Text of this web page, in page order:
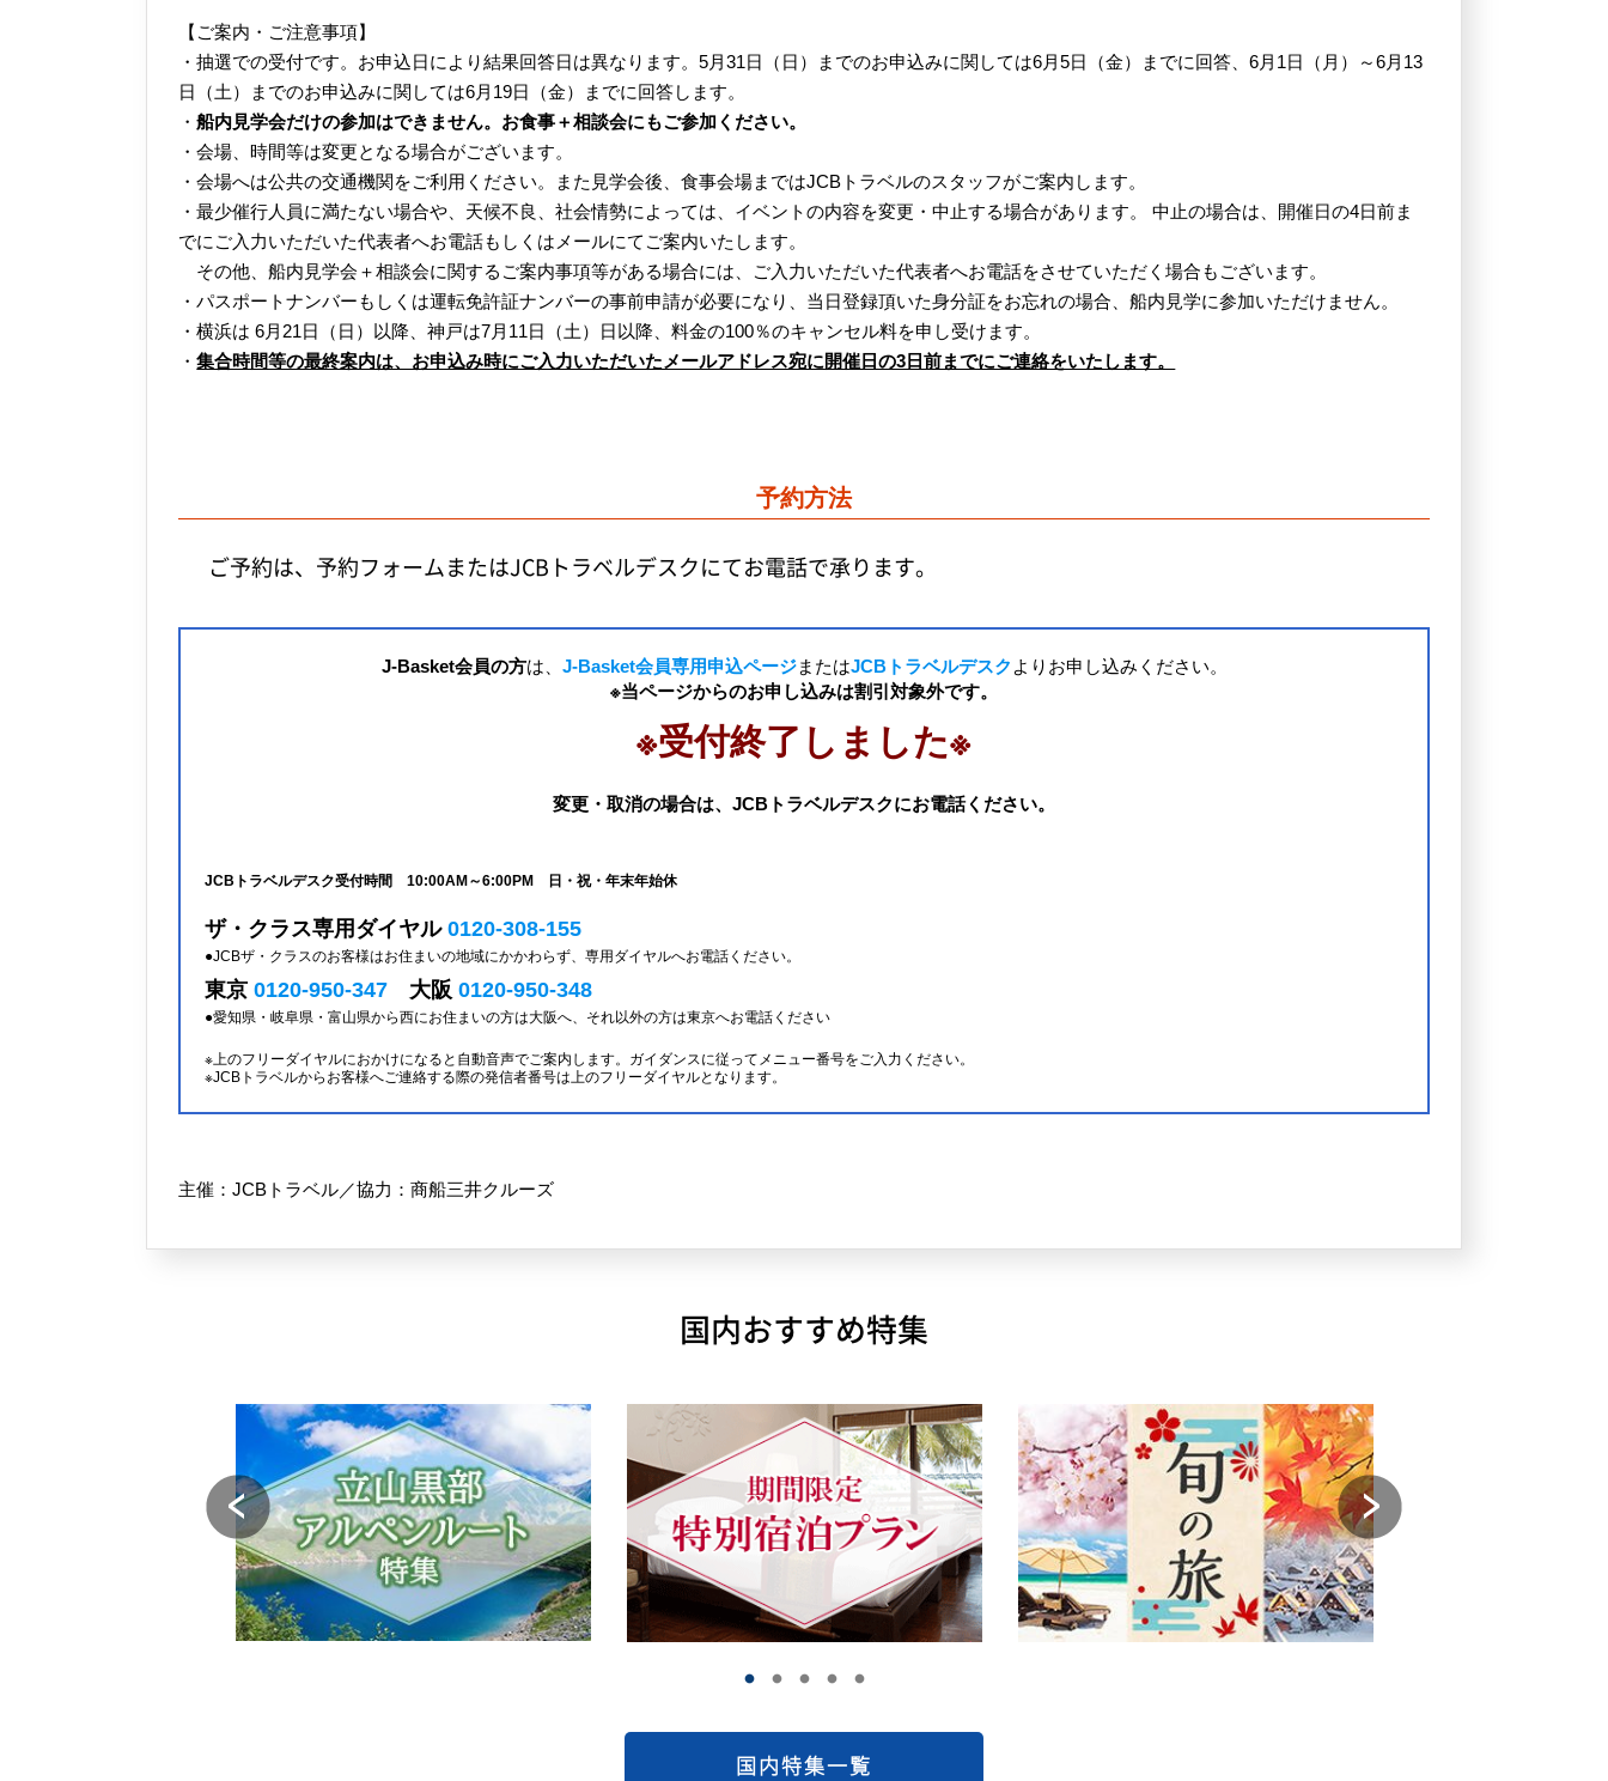
【ご案内・ご注意事項】
・抽選での受付です。お申込日により結果回答日は異なります。5月31日（日）までのお申込みに関しては6月5日（金）までに回答、6月1日（月）～6月13
日（土）までのお申込みに関しては6月19日（金）までに回答します。
・船内見学会だけの参加はできません。お食事＋相談会にもご参加ください。
・会場、時間等は変更となる場合がございます。
・会場へは公共の交通機関をご利用ください。また見学会後、食事会場まではJCBトラベルのスタッフがご案内します。
・最少催行人員に満たない場合や、天候不良、社会情勢によっては、イベントの内容を変更・中止する場合があります。 中止の場合は、開催日の4日前ま
でにご入力いただいた代表者へお電話もしくはメールにてご案内いたします。
その他、船内見学会＋相談会に関するご案内事項等がある場合には、ご入力いただいた代表者へお電話をさせていただく場合もございます。
・パスポートナンバーもしくは運転免許証ナンバーの事前申請が必要になり、当日登録頂いた身分証をお忘れの場合、船内見学に参加いただけません。
・横浜は 6月21日（日）以降、神戸は7月11日（土）日以降、料金の100％のキャンセル料を申し受けます。
・集合時間等の最終案内は、お申込み時にご入力いただいたメールアドレス宛に開催日の3日前までにご連絡をいたします。
予約方法
ご予約は、予約フォームまたはJCBトラベルデスクにて お電話で承ります。
J-Basket会員の方は、 J-Basket会員専用申込ページまたはJCBトラベルデスク よりお申し込みください。
※当ページからのお申し込みは割引対象外です。
※受付終了しました※
変更・取消の場合は、JCBトラベルデスクにお電話ください。
JCBトラベルデスク受付時間10:00AM～6:00PM 日・祝・年末年始休
ザ・クラス専用ダイヤル0120-308-155
●JCBザ・クラスのお客様はお住まいの地域にかかわらず、専用ダイヤルへお電話ください。
東京0120-950-347 大阪0120-950-348
●愛知県・岐阜県・富山県から西にお住まいの方は大阪へ、それ以外の方は東京へお電話ください
※上のフリーダイヤルにおかけになると自動音声でご案内します。ガイダンスに従ってメニュー番号をご入力ください。
※JCBトラベルからお客様へご連絡する際の発信者番号は上のフリーダイヤルとなります。
主催：JCBトラベル／協力：商船三井クルーズ
国内おすすめ特集
国内特集一覧